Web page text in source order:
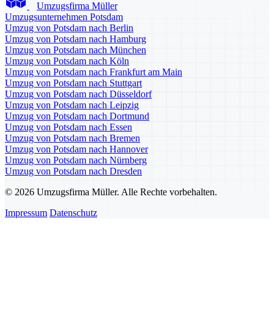
Umzugsfirma Müller
Umzugsunternehmen Potsdam
Umzug von Potsdam nach Berlin
Umzug von Potsdam nach Hamburg
Umzug von Potsdam nach München
Umzug von Potsdam nach Köln
Umzug von Potsdam nach Frankfurt am Main
Umzug von Potsdam nach Stuttgart
Umzug von Potsdam nach Düsseldorf
Umzug von Potsdam nach Leipzig
Umzug von Potsdam nach Dortmund
Umzug von Potsdam nach Essen
Umzug von Potsdam nach Bremen
Umzug von Potsdam nach Hannover
Umzug von Potsdam nach Nürnberg
Umzug von Potsdam nach Dresden
© 2026 Umzugsfirma Müller. Alle Rechte vorbehalten.
Impressum Datenschutz